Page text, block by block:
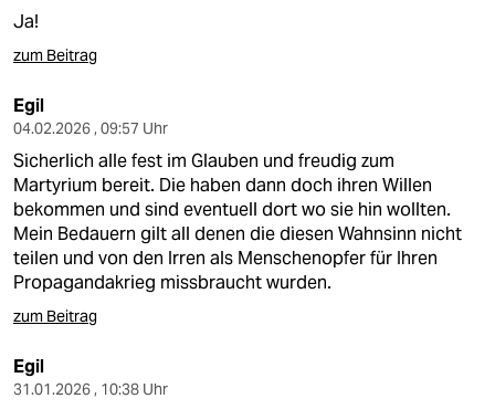
Ja!
zum Beitrag
Egil
04.02.2026 , 09:57 Uhr
Sicherlich alle fest im Glauben und freudig zum
Martyrium bereit. Die haben dann doch ihren Willen
bekommen und sind eventuell dort wo sie hin wollten.
Mein Bedauern gilt all denen die diesen Wahnsinn nicht
teilen und von den Irren als Menschenopfer für Ihren
Propagandakrieg missbraucht wurden.
zum Beitrag
Egil
31.01.2026 , 10:38 Uhr